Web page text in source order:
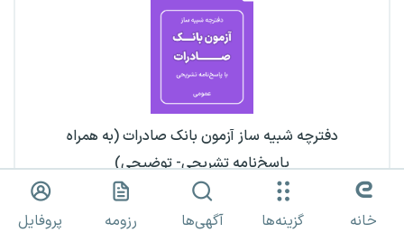
دفترچه شبیه ساز آزمون بانک صادرات (به همراه
پاسخ‌نامه تشریحی- توضیحی)
,۰۰۰ تومان
خانه گزینه‌ها آگهی‌ها رزومه پروفایل